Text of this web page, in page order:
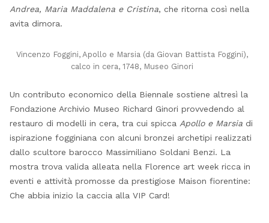
Andrea, Maria Maddalena e Cristina, che ritorna così nella
avita dimora.
Vincenzo Foggini, Apollo e Marsia (da Giovan Battista Foggini),
calco in cera, 1748, Museo Ginori
Un contributo economico della Biennale sostiene altresì la
Fondazione Archivio Museo Richard Ginori provvedendo al
restauro di modelli in cera, tra cui spicca Apollo e Marsiadi
ispirazione fogginiana con alcuni bronzei archetipi realizzati
dallo scultore barocco Massimiliano Soldani Benzi. La
mostra trova valida alleata nella Florence art week ricca in
eventi e attività promosse da prestigiose Maison fiorentine:
Che abbia inizio la caccia alla VIP Card!